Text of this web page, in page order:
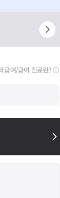
급여/급여 진료란?